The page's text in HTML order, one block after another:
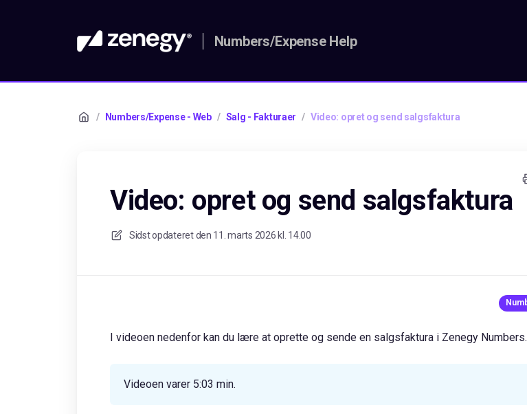
Numbers/Expense Help
/ Numbers/Expense - Web / Salg - Fakturaer / Video: opret og send salgsfaktura
Video: opret og send salgsfaktura
Sidst opdateret den 11. marts 2026 kl. 14.00
I videoen nedenfor kan du lære at oprette og sende en salgsfaktura i Zenegy Numbers.
Videoen varer 5:03 min.